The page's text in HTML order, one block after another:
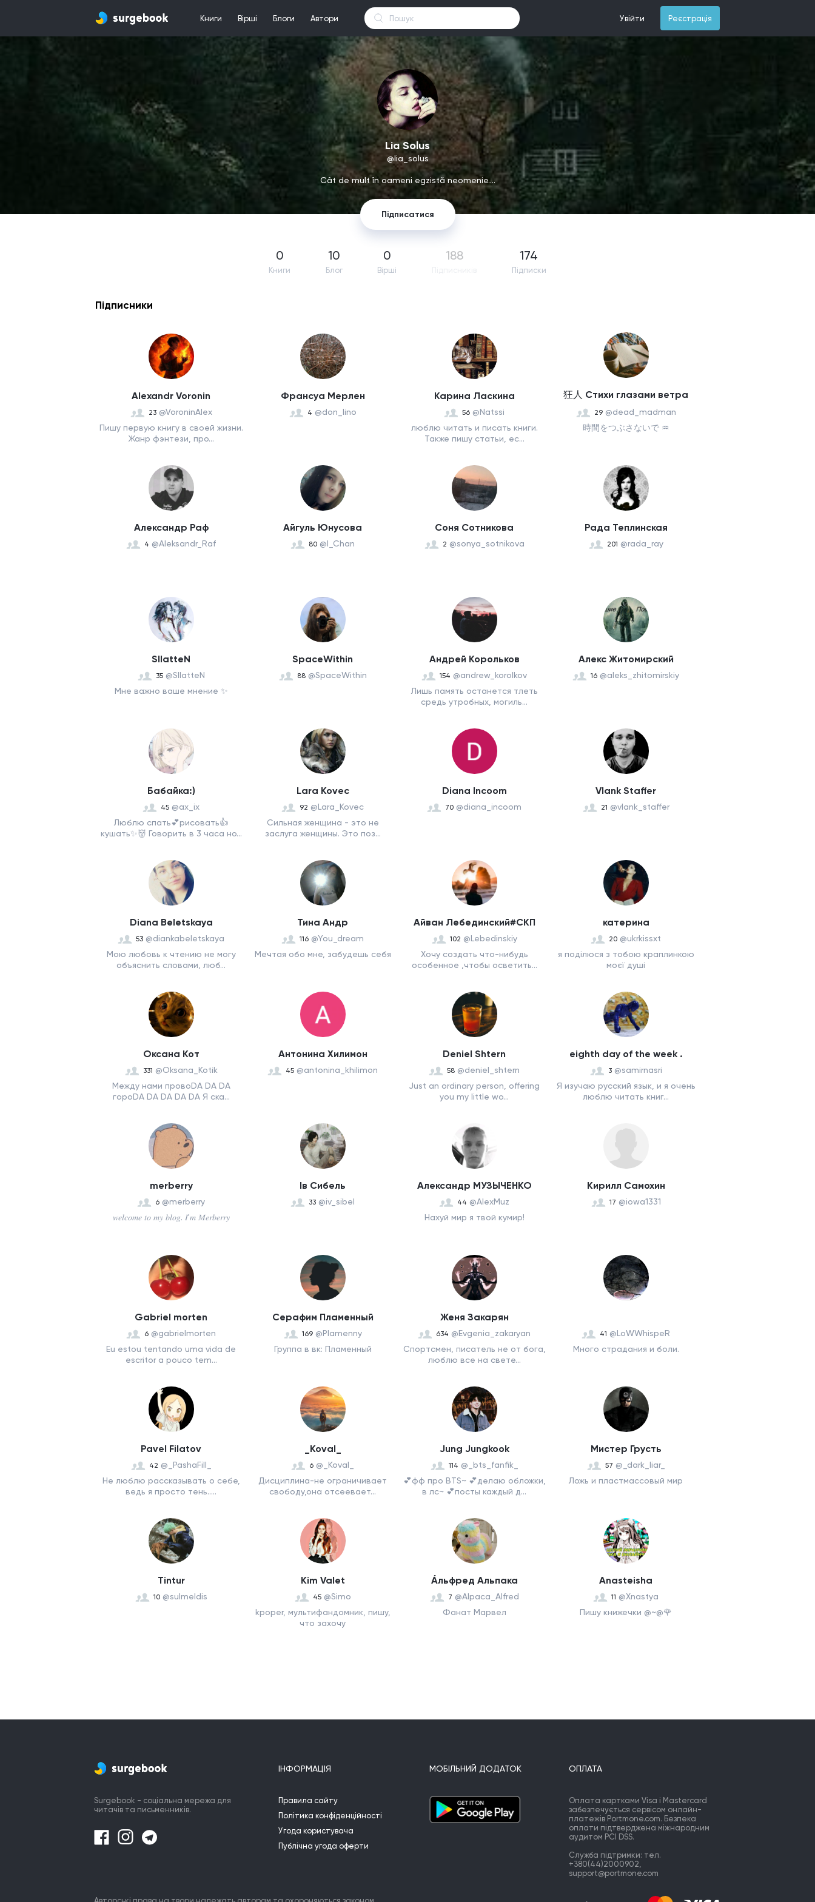
Книги Вірші Блоги Автори Увійти Реєстрація
Lia Solus
@lia_solus
Cât de mult în oameni egzistă neomenie....
Підписатися
0
Книги
10
Блог
0
Вірші
188 174
Підписки
Підписники
Alexandr Voronin
23 @VoroninAlex
Пишу первую книгу в своей жизни.
Жанр фэнтези, про...
Франсуа Мерлен
4 @don_lino
Карина Ласкина
56 @Natssi
люблю читать и писать книги.
Также пишу статьи, ес...
狂人 Стихи глазами ветра
29 @dead_madman
時間をつぶさないで ♒
Александр Раф
4 @Aleksandr_Raf
Айгуль Юнусова
80 @I_Chan
Соня Сотникова
2 @sonya_sotnikova
Рада Теплинская
201 @rada_ray
SllatteN
35 @SllatteN
Мне важно ваше мнение ✨
SpaceWithin
88 @SpaceWithin
Андрей Корольков
154 @andrew_korolkov
Лишь память останется тлеть
средь утробных, могиль...
Алекс Житомирский
16 @aleks_zhitomirskiy
Бабайка:)
45 @ax_ix
Люблю спать💕рисовать👍
кушать✨👹 Говорить в 3 часа но...
Lara Kovec
92 @Lara_Kovec
Сильная женщина - это не
заслуга женщины. Это поз...
Diana Incoom
70 @diana_incoom
Vlank Staffer
21 @vlank_staffer
Diana Beletskaya
53 @diankabeletskaya
Мою любовь к чтению не могу
объяснить словами, люб...
Тина Андр
116 @You_dream
Мечтая обо мне, забудешь себя
Айван Лебединский#СКП
102 @Lebedinskiy
Хочу создать что-нибудь
особенное ,чтобы осветить...
катерина
20 @ukrkissxt
я поділюся з тобою краплинкою
моєї душі
Оксана Кот
331 @Oksana_Kotik
Между нами провоDA DA DA
гороDA DA DA DA DA Я ска...
Антонина Хилимон
45 @antonina_khilimon
Deniel Shtern
58 @deniel_shtern
Just an ordinary person, offering
you my little wo...
eighth day of the week .
3 @samirnasri
Я изучаю русский язык, и я очень
люблю читать книг...
merberry
6 @merberry
𝑤𝑒𝑙𝑐𝑜𝑚𝑒 𝑡𝑜 𝑚𝑦 𝑏𝑙𝑜𝑔. 𝐼'𝑚 𝑀𝑒𝑟𝑏𝑒𝑟𝑟𝑦
Ів Сибель
33 @iv_sibel
Александр МУЗЫЧЕНКО
44 @AlexMuz
Нахуй мир я твой кумир!
Кирилл Самохин
17 @iowa1331
Gabriel morten
6 @gabrielmorten
Eu estou tentando uma vida de
escritor a pouco tem...
Серафим Пламенный
169 @Plamenny
Группа в вк: Пламенный
Женя Закарян
634 @Evgenia_zakaryan
Спортсмен, писатель не от бога,
люблю все на свете...
41 @LoWWhispeR
Много страдания и боли.
Pavel Filatov
42 @_PashaFill_
Не люблю рассказывать о себе,
ведь я просто тень.....
_Koval_
6 @_Koval_
Дисциплина-не ограничивает
свободу,она отсеевает...
Jung Jungkook
114 @_bts_fanfik_
💕фф про BTS~ 💕делаю обложки,
в лс~ 💕посты каждый д...
Мистер Грусть
57 @_dark_liar_
Ложь и пластмассовый мир
Tintur
10 @sulmeldis
Kim Valet
45 @Simo
kpoper, мультифандомник, пишу,
что захочу
Áльфред Альпака
7 @Alpaca_Alfred
Фанат Марвел
Anasteisha
11 @Xnastya
Пишу книжечки @~@🌹
Surgebook - соціальна мережа для
читачів та письменників.
ІНФОРМАЦІЯ
Правила сайту
Політика конфіденційності
Угода користувача
Публічна угода оферти
МОБІЛЬНИЙ ДОДАТОК ОПЛАТА
Оплата картками Visa і Mastercard
забезпечується сервісом онлайн-
платежів Portmone.com. Безпека
оплати підтверджена міжнародним
аудитом PCI DSS.
Служба підтримки: тел.
+380(44)2000902,
support@portmone.com